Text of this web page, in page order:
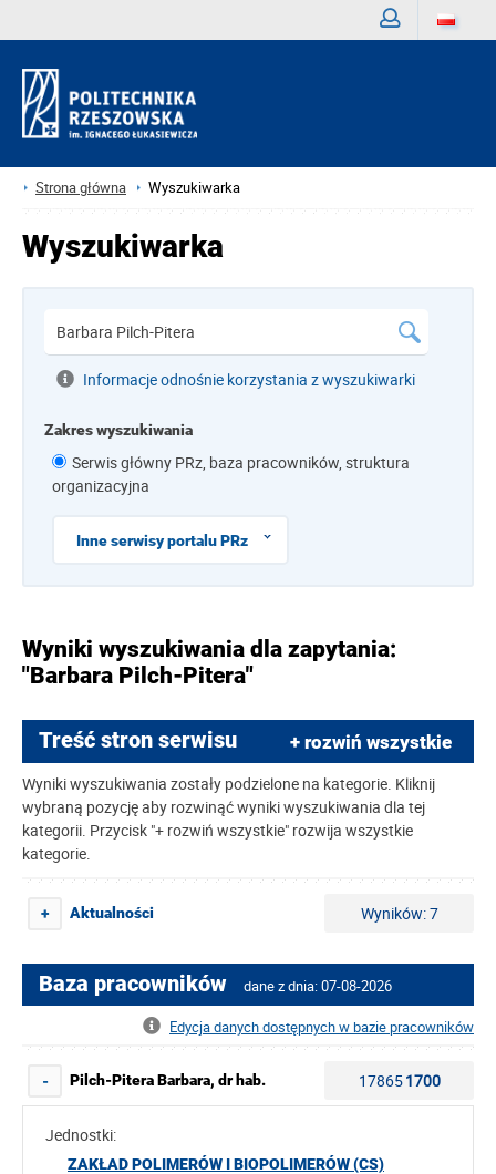
Strona główna Wyszukiwarka
Wyszukiwarka
Informacje odnośnie korzystania z wyszukiwarki
Zakres wyszukiwania
Serwis główny PRz, baza pracowników, struktura
organizacyjna
Inne serwisy portalu PRz
Wyniki wyszukiwania dla zapytania:
"Barbara Pilch-Pitera"
Treść stron serwisu + rozwiń wszystkie
Wyniki wyszukiwania zostały podzielone na kategorie. Kliknij
wybraną pozycję aby rozwinąć wyniki wyszukiwania dla tej
kategorii. Przycisk "+ rozwiń wszystkie" rozwija wszystkie
kategorie.
+ Aktualności Wyników: 7
Baza pracowników dane z dnia: 07-08-2026
Edycja danych dostępnych w bazie pracowników
- Pilch-Pitera Barbara, dr hab. 178651700
Jednostki:
ZAKŁAD POLIMERÓW I BIOPOLIMERÓW (CS)